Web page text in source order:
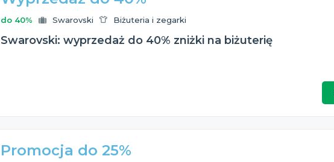
do 40% Swarovski Biżuteria i zegarki
Swarovski: wyprzedaż do 40% zniżki na biżuterię
Promocja do 25%